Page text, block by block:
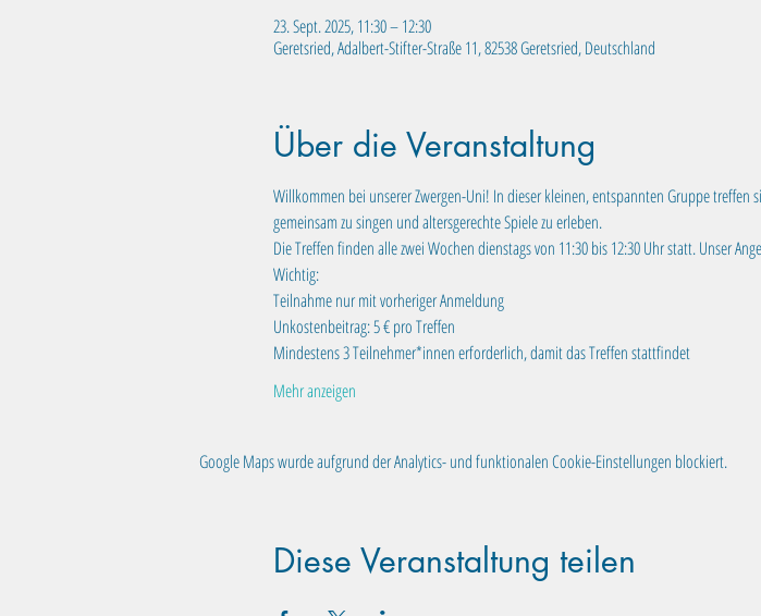
23. Sept. 2025, 11:30 – 12:30
Geretsried, Adalbert-Stifter-Straße 11, 82538 Geretsried, Deutschland
Über die Veranstaltung
Willkommen bei unserer Zwergen-Uni! In dieser kleinen, entspannten Gruppe treffen
gemeinsam zu singen und altersgerechte Spiele zu erleben.
Die Treffen finden alle zwei Wochen dienstags von 11:30 bis 12:30 Uhr statt. Unser
Wichtig:
Teilnahme nur mit vorheriger Anmeldung
Unkostenbeitrag: 5 € pro Treffen
Mindestens 3 Teilnehmer*innen erforderlich, damit das Treffen stattfindet
Mehr anzeigen
Google Maps wurde aufgrund der Analytics- und funktionalen Cookie-Einstellungen blockiert.
Diese Veranstaltung teilen